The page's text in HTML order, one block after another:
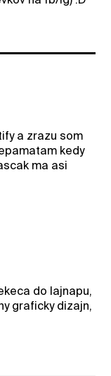
a zrazu som
kedy
ma asi
do lajnapu,
graficky dizajn,